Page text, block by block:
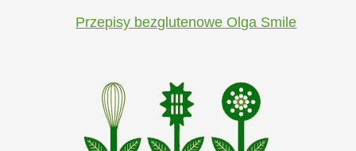
Przepisy bezglutenowe Olga Smile